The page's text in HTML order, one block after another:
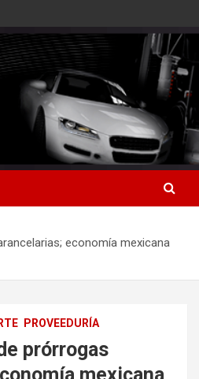
economía mexicana
PROVEEDURÍA
prórrogas